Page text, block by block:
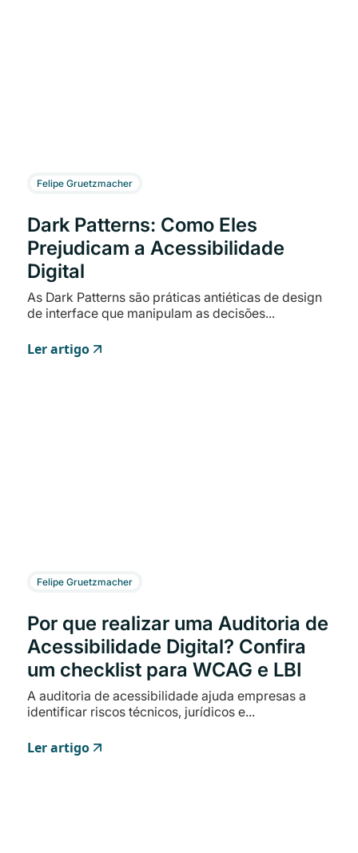
Felipe Gruetzmacher
Dark Patterns: Como Eles
Prejudicam a Acessibilidade
Digital
As Dark Patterns são práticas antiéticas de design
de interface que manipulam as decisões...
Ler artigo
Felipe Gruetzmacher
Por que realizar uma Auditoria de
Acessibilidade Digital? Confira
um checklist para WCAG e LBI
A auditoria de acessibilidade ajuda empresas a
identificar riscos técnicos, jurídicos e...
Ler artigo